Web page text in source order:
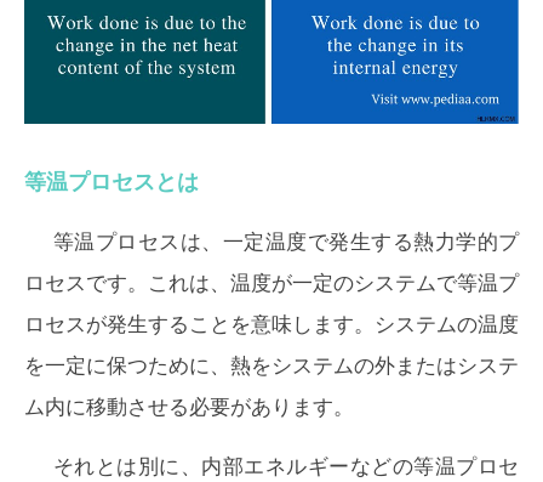
等温プロセスとは
等温プロセスは、一定温度で発生する熱力学的プ
ロセスです。これは、温度が一定のシステムで等温プ
ロセスが発生することを意味します。システムの温度
を一定に保つために、熱をシステムの外またはシステ
ム内に移動させる必要があります。
それとは別に、内部エネルギーなどの等温プロセ